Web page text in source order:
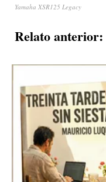
Yamaha XSR125 Legacy
Relato anterior: